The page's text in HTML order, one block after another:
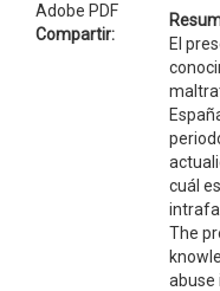
Adobe PDF
Compartir:
El
cuál
The
abuse